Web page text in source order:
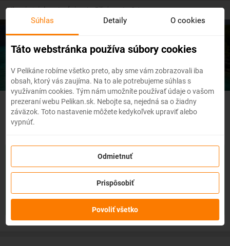
Skip
content
Hlavná stránka / Ázia / Filipíny / Cebu
Lacné letenkyCebu
Filipíny - Flexibilné letenky
zmena z akéhokoľvek dôvodu
letenky do 3 dní pred odletombez udania dôvodu!Po
zakúpení služby získate na zmenu údajov na letenke k
dispozíciikredit vo výške až 80% ceny z rezervácie.Službu si
môžete zakúpiť priamo pri procese rezervácie letenky.
Súhlas Detaily O cookies
Táto webstránka používa súbory cookies
V Pelikáne robíme všetko preto, aby sme vám zobrazovali iba
obsah, ktorý vás zaujíma. Na to ale potrebujeme súhlas s
využívaním cookies. Tým nám umožníte používať údaje o vašom
prezeraní webu Pelikan.sk. Nebojte sa, nejedná sa o žiadny
záväzok. Toto nastavenie môžete kedykoľvek upraviť alebo
vypnúť.
Odmietnuť
Prispôsobiť
Povoliť všetko